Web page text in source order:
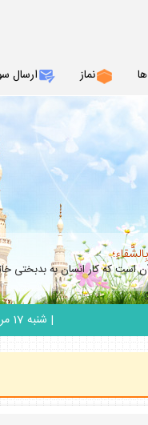
نماز ارسال
كه كار انسان به بدبختى
| شنبه 17 مرداد 1405